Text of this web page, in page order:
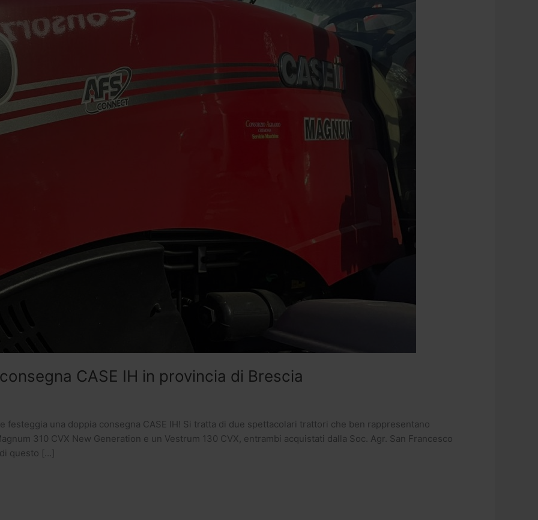
CASE IH in provincia di Brescia
festeggia una doppia consegna CASE IH! Si tratta di due spettacolari trattori che ben rappresentano
310 CVX New Generation e un Vestrum 130 CVX, entrambi acquistati dalla Soc. Agr. San Francesco
questo […]